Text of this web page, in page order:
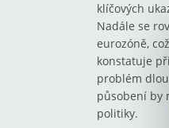
klíčových
Nadále se
eurozóně,
konstatuje
problém
působení by
politiky.